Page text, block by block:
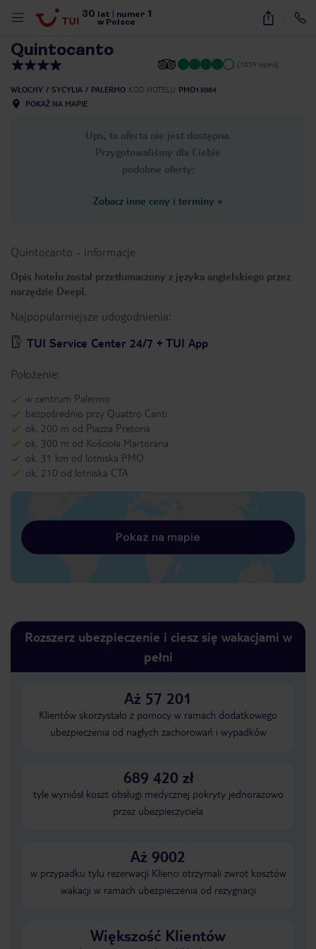
30 lat numer 1
w Polsce
31
Quintocanto
(1059 opinii)
WŁOCHY SYCYLIA PALERMO KOD HOTELU PMO13084
POKAŻ NA MAPIE
Ups, ta oferta nie jest dostępna.
Przygotowaliśmy dla Ciebie
podobne oferty:
Zobacz inne ceny i terminy »
Quintocanto - informacje
Opis hotelu został przetłumaczony z języka angielskiego przez
narzędzie DeepL
Najpopularniejsze udogodnienia:
TUI Service Center 24/7 + TUI App
Położenie:
w centrum Palermo
bezpośrednio przy Quattro Canti
ok. 200 m od Piazza Pretoria
ok. 300 m od Kościoła Martorana
ok. 31 km od lotniska PMO
ok. 210 od lotniska CTA
Pokaż na mapie
Rozszerz ubezpieczenie i ciesz się wakacjami w
pełni
Aż 57 201
Klientów skorzystało z pomocy w ramach dodatkowego
ubezpieczenia od nagłych zachorowań i wypadków
689 420 zł
tyle wyniósł koszt obsługi medycznej pokryty jednorazowo
przez ubezpieczyciela
Aż 9002
w przypadku tylu rezerwacji Klienci otrzymali zwrot kosztów
wakacji w ramach ubezpieczenia od rezygnacji
Większość Klientów